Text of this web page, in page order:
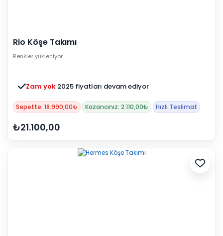
Rio Köşe Takımı
Renkler yükleniyor…
Zam yok 2025 fiyatları devam ediyor
Sepette: 18.990,00₺ Kazancınız: 2.110,00₺ Hızlı Teslimat
₺21.100,00